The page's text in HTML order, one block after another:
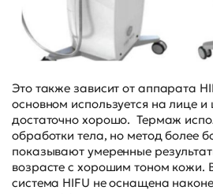
Это также зависит от аппарата
основном используется на лице
достаточно хорошо. Термаж
обработки тела, но метод более
показывают умеренные
возрасте с хорошим тоном кожи.
система HIFU не оснащена